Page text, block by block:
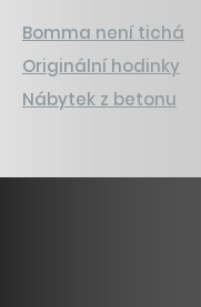
Bomma není tichá
Originální hodinky
Nábytek z betonu